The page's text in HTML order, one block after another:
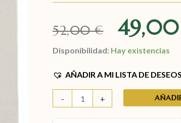
52,00€
Disponibilidad: Hay existencias
AÑADIR A MI LISTA DE DESEOS
- +